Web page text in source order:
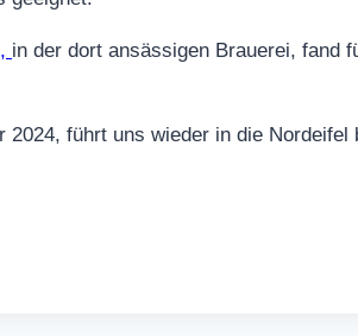
in der dort ansässigen Brauerei, fand
führt uns wieder in die Nordeifel